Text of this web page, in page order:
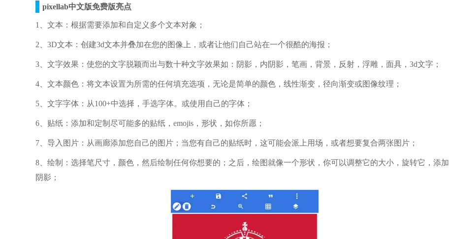
pixellab中文版免费版亮点
1、文本：根据需要添加和自定义多个文本对象；
2、3D文本：创建3d文本并叠加在您的图像上，或者让他们自己站在一个很酷的海报；
3、文字效果：使您的文字脱颖而出与数十种文字效果如：阴影，内阴影，笔画，背景，反射，浮雕，面具，3d文字；
4、文本颜色：将文本设置为所需的任何填充选项，无论是简单的颜色，线性渐变，径向渐变或图像纹理；
5、文字字体：从100+中选择，手选字体。或使用自己的字体；
6、贴纸：添加和定制尽可能多的贴纸，emojis，形状，如你所愿；
7、导入图片：从画廊添加您自己的图片；当您有自己的贴纸时，这可能会派上用场，或者想要复合两张图片；
8、绘制：选择笔尺寸，颜色，然后绘制任何你想要的；之后，绘图就像一个形状，你可以调整它的大小，旋转它，添加
阴影；